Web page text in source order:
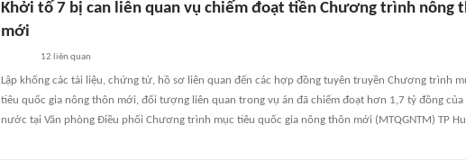
Khởi tố 7 bị can liên quan vụ chiếm đoạt tiền Chương trình nông
mới
12 liên quan
Lập khống các tài liệu, chứng từ, hồ sơ liên quan đến các hợp đồng tuyên truyền Chương trình
tiêu quốc gia nông thôn mới, đối tượng liên quan trong vụ án đã chiếm đoạt hơn 1,7 tỷ đồng của
nước tại Văn phòng Điều phối Chương trình mục tiêu quốc gia nông thôn mới (MTQGNTM) TP